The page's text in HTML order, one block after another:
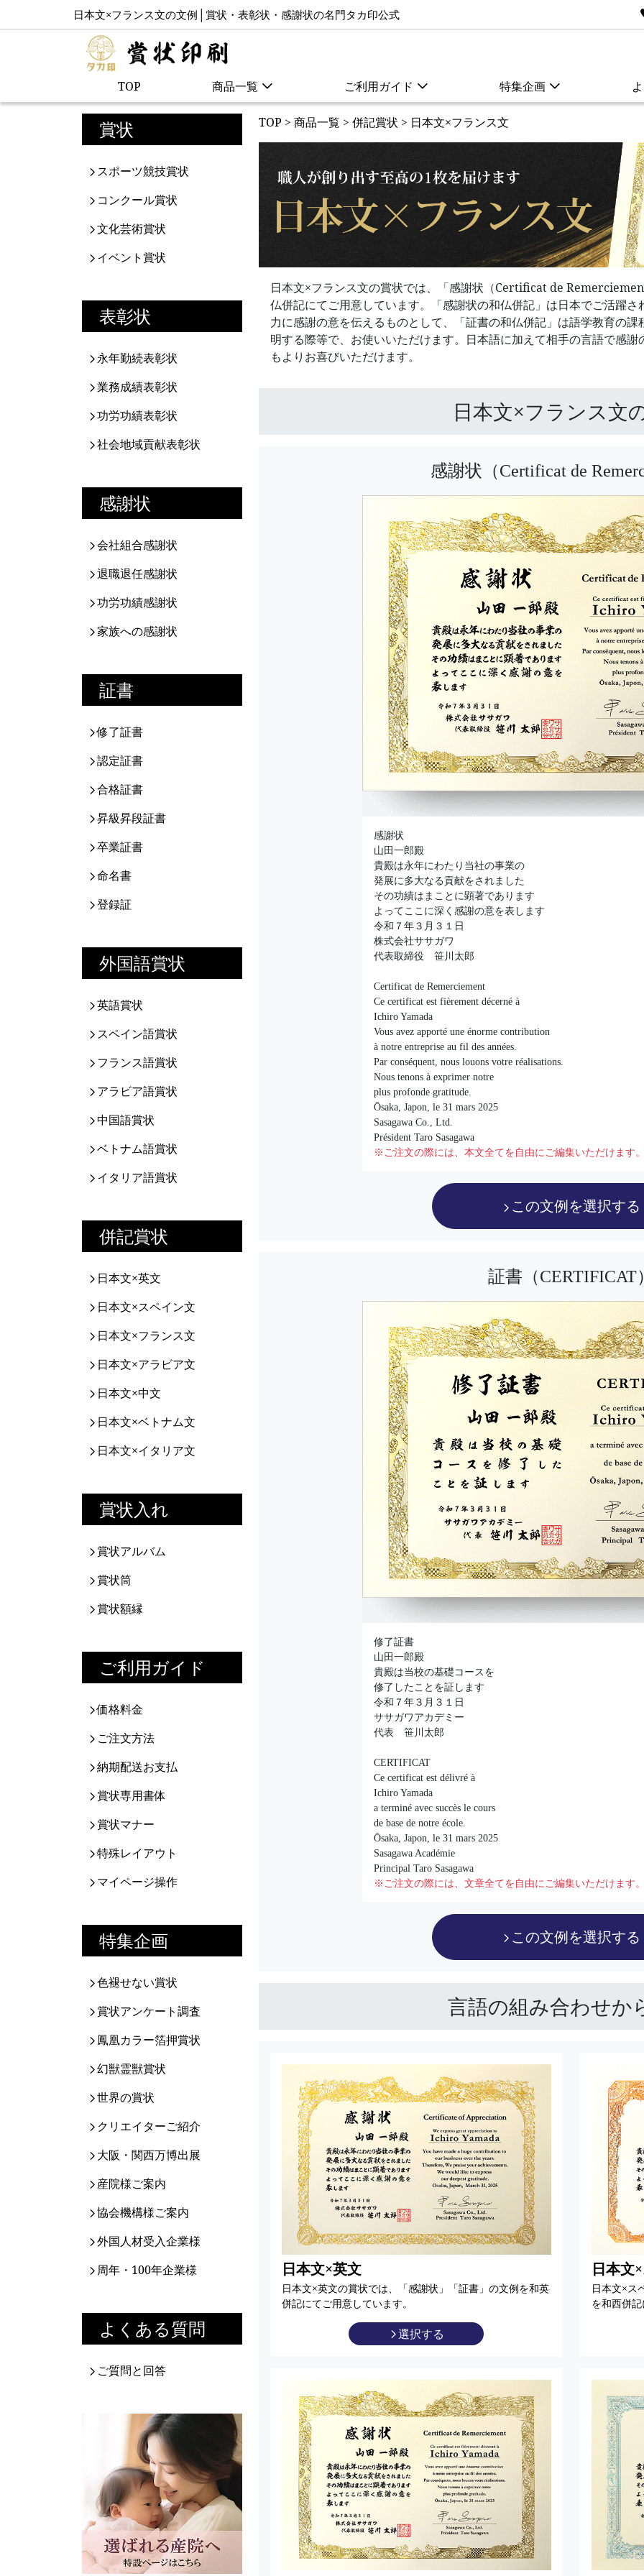
日本文×フランス文の文例│賞状・表彰状・感謝状の名門タカ印公式
TOP 商品一覧 ご利用ガイド 特集企画
賞状
スポーツ競技賞状
コンクール賞状
文化芸術賞状
イベント賞状
表彰状
永年勤続表彰状
業務成績表彰状
功労功績表彰状
社会地域貢献表彰状
感謝状
会社組合感謝状
退職退任感謝状
功労功績感謝状
家族への感謝状
証書
修了証書
認定証書
合格証書
昇級昇段証書
卒業証書
命名書
登録証
外国語賞状
英語賞状
スペイン語賞状
フランス語賞状
アラビア語賞状
中国語賞状
ベトナム語賞状
イタリア語賞状
併記賞状
日本文×英文
日本文×スペイン文
日本文×フランス文
日本文×アラビア文
日本文×中文
日本文×ベトナム文
日本文×イタリア文
賞状入れ
賞状アルバム
賞状筒
賞状額縁
ご利用ガイド
価格料金
ご注文方法
納期配送お支払
賞状専用書体
賞状マナー
特殊レイアウト
マイページ操作
特集企画
色褪せない賞状
賞状アンケート調査
鳳凰カラー箔押賞状
幻獣霊獣賞状
世界の賞状
クリエイターご紹介
大阪・関西万博出展
産院様ご案内
協会機構様ご案内
外国人材受入企業様
周年・100年企業様
よくある質問
ご質問と回答
TOP > 商品一覧 > 併記賞状 > 日本文×フランス文
日本文×フランス文の賞状では、「感謝状（Certificat de
仏併記にてご用意しています。「感謝状の和仏併記」は日本でご活躍
力に感謝の意を伝えるものとして、「証書の和仏併記」は語学教育の
明する際等で、お使いいただけます。日本語に加えて相手の言語で感
もよりお喜びいただけます。
日本文×フランス文
感謝状（Certificat de
感謝状
山田一郎殿
貴殿は永年にわたり当社の事業の
発展に多大なる貢献をされました
その功績はまことに顕著であります
よってここに深く感謝の意を表します
令和７年３月３１日
株式会社ササガワ
代表取締役 笹川太郎
Certificat de Remerciement
Ce certificat est fièrement décerné à
Ichiro Yamada
Vous avez apporté une énorme contribution
à notre entreprise au fil des années.
Par conséquent, nous louons votre réalisations.
Nous tenons à exprimer notre
plus profonde gratitude.
Ōsaka, Japon, le 31 mars 2025
Sasagawa Co., Ltd.
Président Taro Sasagawa
※ご注文の際には、本文全てを自由にご編集いただけます
この文例を選択する
証書（CERTIFICAT
修了証書
山田一郎殿
貴殿は当校の基礎コースを
修了したことを証します
令和７年３月３１日
ササガワアカデミー
代表 笹川太郎
CERTIFICAT
Ce certificat est délivré à
Ichiro Yamada
a terminé avec succès le cours
de base de notre école.
Ōsaka, Japon, le 31 mars 2025
Sasagawa Académie
Principal Taro Sasagawa
※ご注文の際には、文章全てを自由にご編集いただけます
この文例を選択する
言語の組み合わせか
日本文×英文
日本文×英文の賞状では、「感謝状」「証書」の文例を和英
併記にてご用意しています。
選択する
日本文
日本文×ス
を和西併